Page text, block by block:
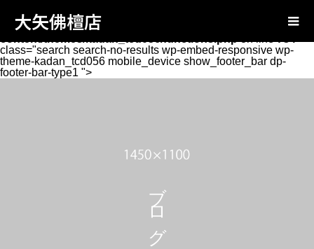
on null in /home/oyabutsudan/oya-
butsudan.com/public_html/wp-
class="search search-no-results wp-embed-responsive wp-
theme-kadan_tcd056 mobile_device show_footer_bar dp-
footer-bar-type1 ">
大矢佛檀店
ブログ